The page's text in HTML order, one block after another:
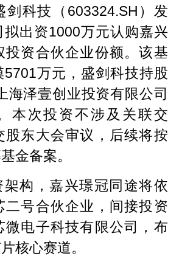
剑科技（603324.SH）发
出资1000万元认购嘉兴
投资合伙企业份额。该基
万元，盛剑科技持股
海泽壹创业投资有限公司
本次投资不涉及关联交
股东大会审议，后续将按
金备案。
架构，嘉兴璟冠同途将依
二号合伙企业，间接投资
微电子科技有限公司，布
核心赛道。